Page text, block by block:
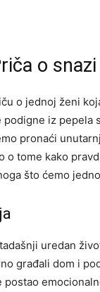
o
o jednoj ženi
iz pepela
pronaći
o tome kako
što ćemo
uredan
građali dom i